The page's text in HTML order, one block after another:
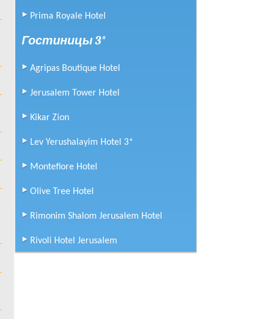
от
Подробнее
Prima Kings Hotel
от 101
Prima Park Hotel Jerusalem
от52 $
Подробнее
Prima Royale Hotel
Гостиницы 3*
Agripas Boutique Hotel
Jerusalem Tower Hotel
Kikar Zion
Lev Yerushalayim Hotel 3*
Montefiore Hotel
Olive Tree Hotel
Rimonim Shalom Jerusalem Hotel
Rivoli Hotel Jerusalem